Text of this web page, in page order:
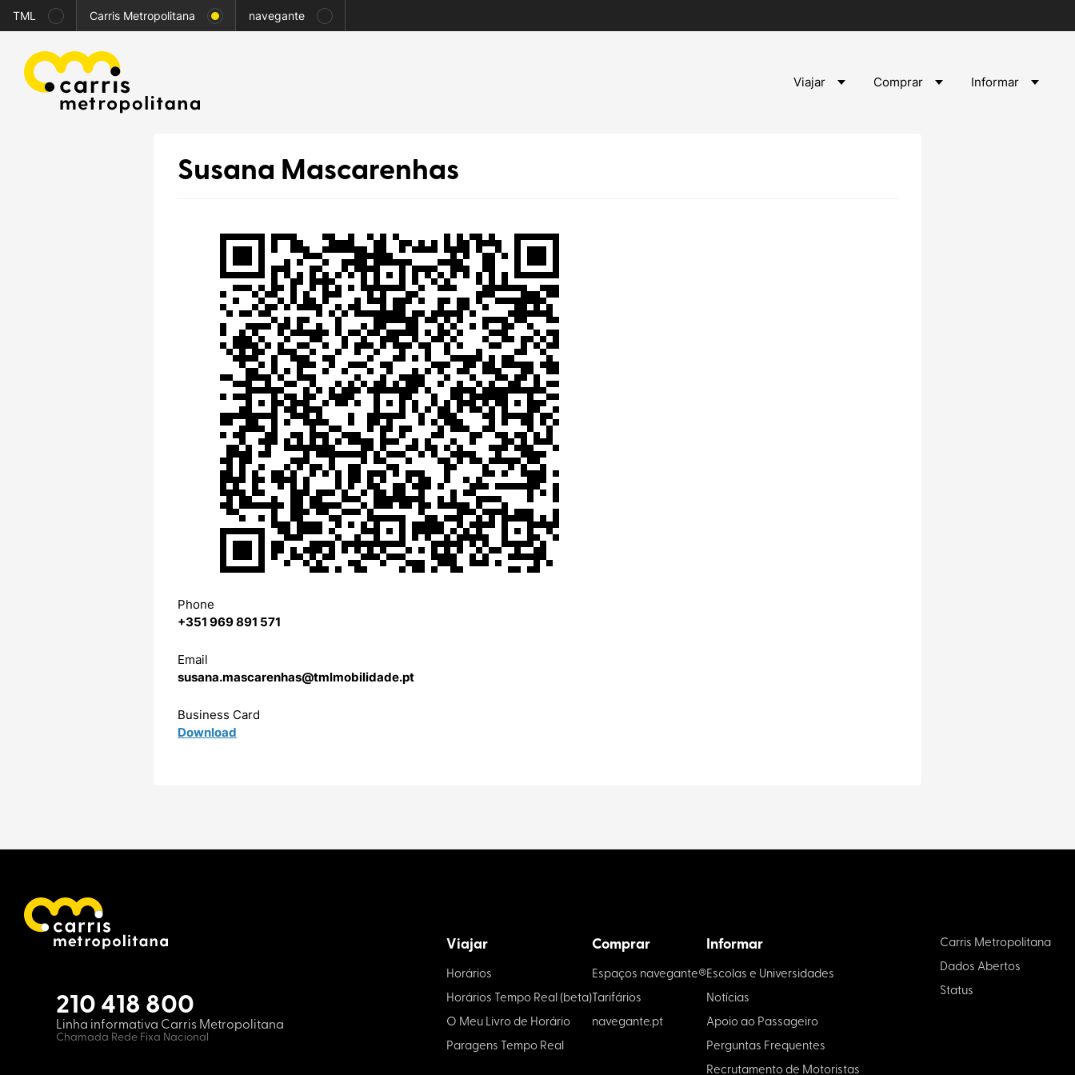
TML Carris Metropolitana navegante
Viajar Comprar Informar
Susana Mascarenhas
Phone
‭+351 969 891 571‬
Email
susana.mascarenhas@tmlmobilidade.pt
Business Card
Download
210 418 800
Linha informativa Carris Metropolitana
Chamada Rede Fixa Nacional
Viajar
Horários
Horários Tempo Real (beta)
O Meu Livro de Horário
Paragens Tempo Real
Comprar
Espaços navegante®
Tarifários
navegante.pt
Informar
Escolas e Universidades
Notícias
Apoio ao Passageiro
Perguntas Frequentes
Recrutamento de Motoristas
Carris Metropolitana
Dados Abertos
Status